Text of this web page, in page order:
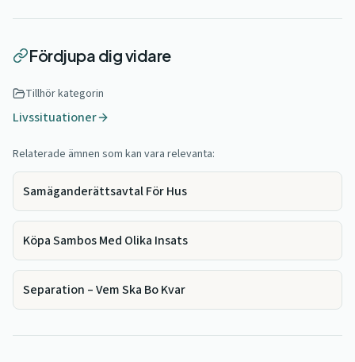
Fördjupa dig vidare
Tillhör kategorin
Livssituationer
Relaterade ämnen som kan vara relevanta:
Samäganderättsavtal För Hus
Köpa Sambos Med Olika Insats
Separation – Vem Ska Bo Kvar